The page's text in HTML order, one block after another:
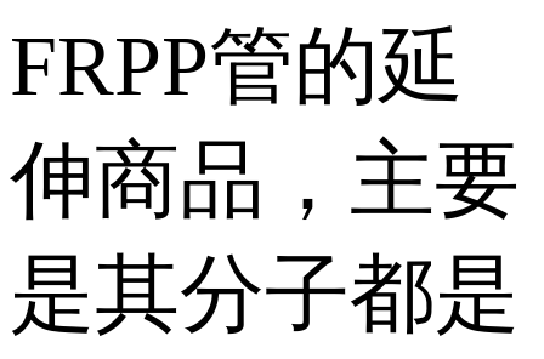
FRPP管的延
伸商品，主要
是其分子都是